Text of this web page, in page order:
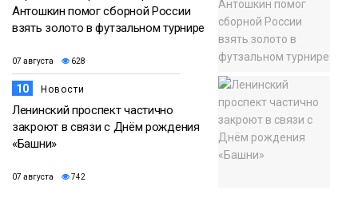
Антошкин помог сборной России
взять золото в футзальном турнире
07 августа 628
10 Новости
Ленинский проспект частично
закроют в связи с Днём рождения
«Башни»
07 августа 742